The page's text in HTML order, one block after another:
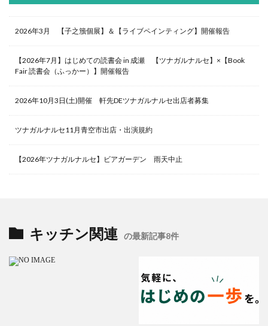
2026年3月 【子之籏個展】＆【ライブペインティング】開催報告
【2026年7月】はじめての読書会 in 成瀬 【ツナガルナルセ】×【Book
Fair 読書会（ふっかー）】開催報告
2026年10月3日(土)開催 軒先DEツナガルナルセ出店者募集
ツナガルナルセ11月青空市出店・出演規約
【2026年ツナガルナルセ】ビアガーデン 雨天中止
キッチン関連 の最新記事8件